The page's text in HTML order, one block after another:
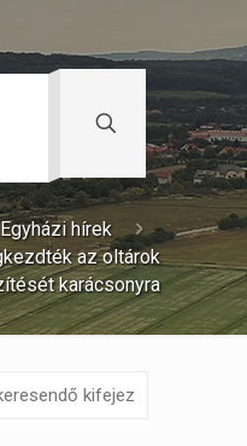
Egyházi hírek
az oltárok
karácsonyra